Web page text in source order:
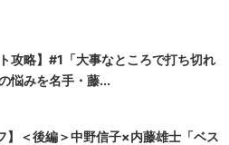
攻略】#1「大事なところで打ち切れ
悩みを名手・藤...
】＜後編＞中野信子×内藤雄士「ベス